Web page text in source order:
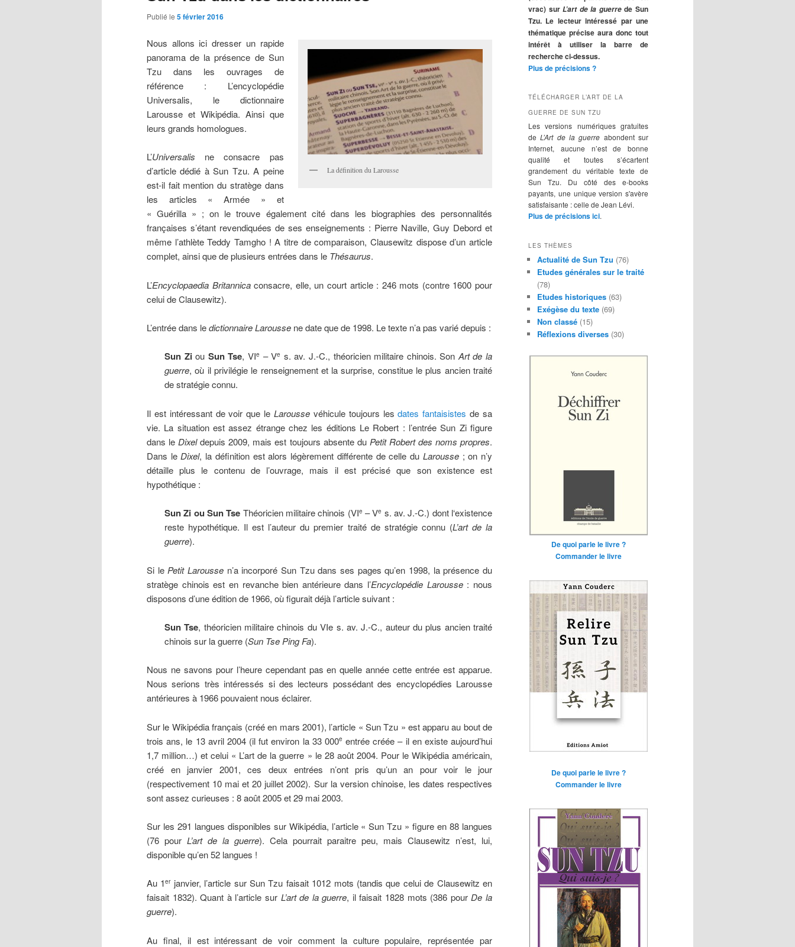
Publié le 5 février 2016
La définition du Larousse
Nous allons ici dresser un rapide
panorama de la présence de Sun
Tzu dans les ouvrages de
référence : L’encyclopédie
Universalis, le dictionnaire
Larousse et Wikipédia. Ainsi que
leurs grands homologues.
L’Universalis ne consacre pas
d’article dédié à Sun Tzu. A peine
est-il fait mention du stratège dans
les articles « Armée » et
« Guérilla » ; on le trouve également cité dans les biographies des personnalités
françaises s’étant revendiquées de ses enseignements : Pierre Naville, Guy Debord et
même l’athlète Teddy Tamgho ! A titre de comparaison, Clausewitz dispose d’un article
complet, ainsi que de plusieurs entrées dans le Thésaurus.
L’Encyclopaedia Britannicaconsacre, elle, un court article : 246 mots (contre 1600 pour
celui de Clausewitz).
L’entrée dans ledictionnaire Larousse ne date que de 1998. Le texte n’a pas varié depuis :
Sun Ziou Sun Tse, VIe – Ve s. av. J.-C., théoricien militaire chinois. SonArt de la
guerre, où il privilégie le renseignement et la surprise, constitue le plus ancien traité
de stratégie connu.
Il est intéressant de voir que le Larousse véhicule toujours lesdates fantaisistes de sa
vie. La situation est assez étrange chez les éditions Le Robert : l’entrée Sun Zi figure
dans le Dixeldepuis 2009, mais est toujours absente du Petit Robert des noms propres.
Dans le Dixel, la définition est alors légèrement différente de celle du Larousse; on n’y
détaille plus le contenu de l’ouvrage, mais il est précisé que son existence est
hypothétique :
Sun Zi ou Sun Tse Théoricien militaire chinois (VIe – Ve s. av. J.-C.) dont l‘existence
reste hypothétique. Il est l’auteur du premier traité de stratégie connu (L’art de la
guerre).
Si le Petit Larousse n’a incorporé Sun Tzu dans ses pages qu’en 1998, la présence du
stratège chinois est en revanche bien antérieure dans l’Encyclopédie Larousse: nous
disposons d’une édition de 1966, où figurait déjà l’article suivant :
Sun Tse, théoricien militaire chinois du VIe s. av. J.-C., auteur du plus ancien traité
chinois sur la guerre (Sun Tse Ping Fa).
Nous ne savons pour l’heure cependant pas en quelle année cette entrée est apparue.
Nous serions très intéressés si des lecteurs possédant des encyclopédies Larousse
antérieures à 1966 pouvaient nous éclairer.
Sur le Wikipédia français (créé en mars 2001), l’article « Sun Tzu » est apparu au bout de
trois ans, le 13 avril 2004 (il fut environ la 33 000e entrée créée – il en existe aujourd’hui
1,7 million…) et celui « L’art de la guerre » le 28 août 2004. Pour le Wikipédia américain,
créé en janvier 2001, ces deux entrées n’ont pris qu’un an pour voir le jour
(respectivement 10 mai et 20 juillet 2002). Sur la version chinoise, les dates respectives
sont assez curieuses : 8 août 2005 et 29 mai 2003.
Sur les 291 langues disponibles sur Wikipédia, l’article « Sun Tzu » figure en 88 langues
(76 pour L’art de la guerre). Cela pourrait paraitre peu, mais Clausewitz n’est, lui,
disponible qu’en 52 langues !
Au 1erjanvier, l’article sur Sun Tzu faisait 1012 mots (tandis que celui de Clausewitz en
faisait 1832). Quant à l’article sur L’art de la guerre, il faisait 1828 mots (386 pourDe la
guerre).
Au final, il est intéressant de voir comment la culture populaire, représentée par
r
c
h
e
vrac) surL’art de la guerrede Sun
Tzu. Le lecteur intéressé par une
thématique précise aura donc tout
intérêt à utiliser la barre de
recherche ci-dessus.
Plus de précisions ?
TÉLÉCHARGER L’ART DE LA
GUERRE DE SUN TZU
Les versions numériques gratuites
deL’Art de la guerre abondent sur
Internet, aucune n’est de bonne
qualité et toutes s’écartent
grandement du véritable texte de
Sun Tzu. Du côté des e-books
payants, une unique version s'avère
satisfaisante : celle de Jean Lévi.
Plus de précisions ici.
LES THÈMES
Actualité de Sun Tzu (76)
Etudes générales sur le traité
(78)
Etudes historiques (63)
Exégèse du texte (69)
Non classé (15)
Réflexions diverses (30)
De quoi parle le livre ?
Commander le livre
De quoi parle le livre ?
Commander le livre